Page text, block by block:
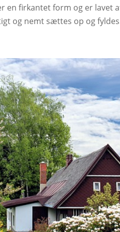
en firkantet form og er lavet
og nemt sættes op og